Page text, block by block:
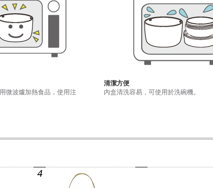
微波爐加熱食品，使用注
清潔方便
內盒清洗容易，可使用於洗碗機。